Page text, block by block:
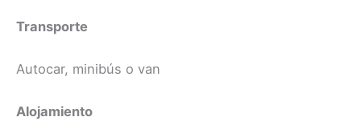
Transporte
Autocar, minibús o van
Alojamiento